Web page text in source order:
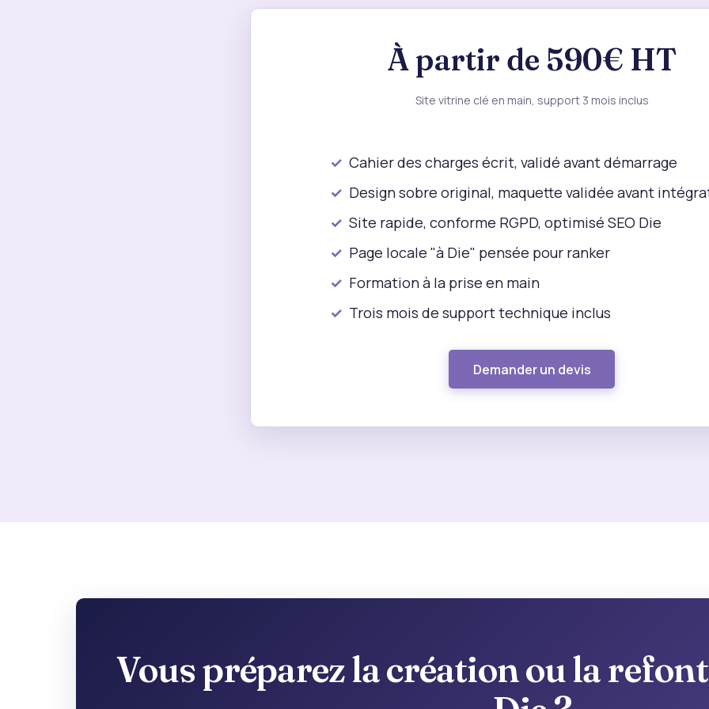
À partir de 590€ HT
Site vitrine clé en main, support 3 mois inclus
Cahier des charges écrit, validé avant démarrage
Design sobre original, maquette validée avant
Site rapide, conforme RGPD, optimisé SEO Die
Page locale "à Die" pensée pour ranker
Formation à la prise en main
Trois mois de support technique inclus
Demander un devis
Vous préparez la création ou la